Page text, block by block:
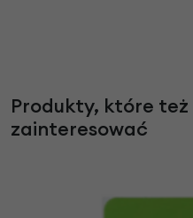
Produkty, które też
zainteresować